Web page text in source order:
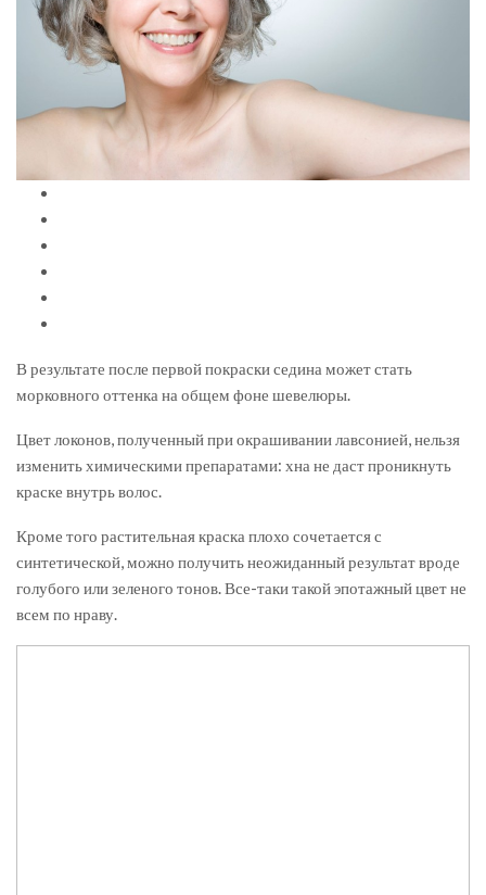
В результате после первой покраски седина может стать
морковного оттенка на общем фоне шевелюры.
Цвет локонов, полученный при окрашивании лавсонией, нельзя
изменить химическими препаратами: хна не даст проникнуть
краске внутрь волос.
Кроме того растительная краска плохо сочетается с
синтетической, можно получить неожиданный результат вроде
голубого или зеленого тонов. Все-таки такой эпотажный цвет не
всем по нраву.